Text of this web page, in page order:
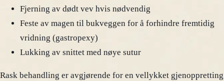
Fjerning av dødt vev hvis nødvendig
Feste av magen til bukveggen for å forhindre fremtidig
vridning (gastropexy)
Lukking av snittet med nøye sutur
Rask behandling er avgjørende for en vellykket gjenoppretting